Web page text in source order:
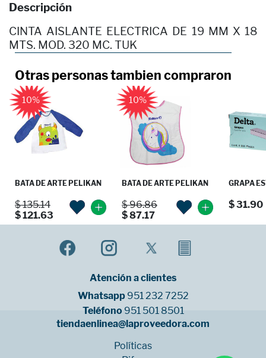
Descripción
CINTA AISLANTE ELECTRICA DE 19 MM X 18
MTS. MOD. 320 MC. TUK
Otras personas tambien compraron
10%
BATA DE ARTE PELIKAN
$ 135.14
$ 121.63
10%
BATA DE ARTE PELIKAN
$ 96.86
$ 87.17
GRAPA
$ 31.90
Atención a clientes
Whatsapp 951 232 7252
Teléfono 951 501 8501
tiendaenlinea@laproveedora.com
Políticas